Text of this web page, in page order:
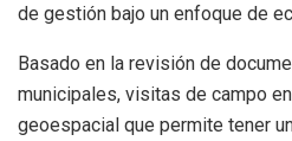
de gestión bajo un enfoque de
Basado en la revisión de
municipales, visitas de campo
geoespacial que permite tener